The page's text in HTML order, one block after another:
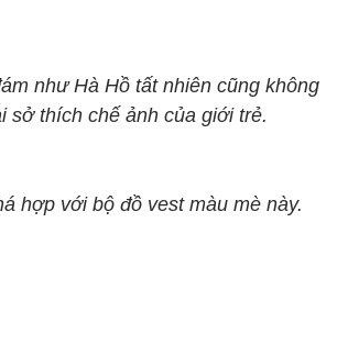
như Hà Hồ tất nhiên cũng không
sở thích chế ảnh của giới trẻ.
hợp với bộ đồ vest màu mè này.